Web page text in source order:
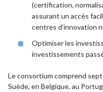
(certification,
assurant un accès
centres d’innovation
Optimiser les
investissements
Le consortium comprend
Suède, en Belgique, au